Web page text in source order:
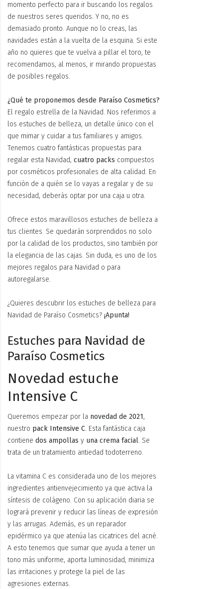
momento perfecto para ir buscando los regalos
de nuestros seres queridos. Y no, no es
demasiado pronto. Aunque no lo creas, las
navidades están a la vuelta de la esquina. Si este
año no quieres que te vuelva a pillar el toro, te
recomendamos, al menos, ir mirando propuestas
de posibles regalos.
¿Qué te proponemos desde Paraíso Cosmetics?
El regalo estrella de la Navidad. Nos referimos a
los estuches de belleza, un detalle único con el
que mimar y cuidar a tus familiares y amigos.
Tenemos cuatro fantásticas propuestas para
regalar esta Navidad, cuatro packs compuestos
por cosméticos profesionales de alta calidad. En
función de a quién se lo vayas a regalar y de su
necesidad, deberás optar por una caja u otra.
Ofrece estos maravillosos estuches de belleza a
tus clientes. Se quedarán sorprendidos no solo
por la calidad de los productos, sino también por
la elegancia de las cajas. Sin duda, es uno de los
mejores regalos para Navidad o para
autoregalarse.
¿Quieres descubrir los estuches de belleza para
Navidad de Paraíso Cosmetics? ¡Apunta!
Estuches para Navidad de
Paraíso Cosmetics
Novedad estuche
Intensive C
Queremos empezar por la novedad de 2021,
nuestro pack Intensive C. Esta fantástica caja
contiene dos ampollas y una crema facial. Se
trata de un tratamiento antiedad todoterreno.
La vitamina C es considerada uno de los mejores
ingredientes antienvejecimiento ya que activa la
síntesis de colágeno. Con su aplicación diaria se
logrará prevenir y reducir las líneas de expresión
y las arrugas. Además, es un reparador
epidérmico ya que atenúa las cicatrices del acné.
A esto tenemos que sumar que ayuda a tener un
tono más uniforme, aporta luminosidad, minimiza
las irritaciones y protege la piel de las
agresiones externas.